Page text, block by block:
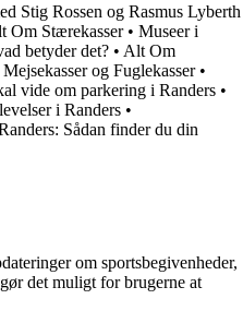
Stig Rossen og Rasmus Lyberth
Om Stærekasser• Museer i
betyder det? • Alt Om
og Fuglekasser•
vide om parkering i Randers •
i Randers •
Sådan finder du din
om sportsbegivenheder,
det muligt for brugerne at